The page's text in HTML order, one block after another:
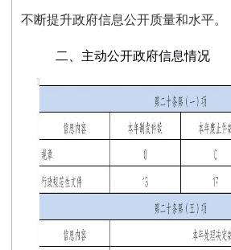
不断提升政府信息公开质量和水平。
二、主动公开政府信息情况